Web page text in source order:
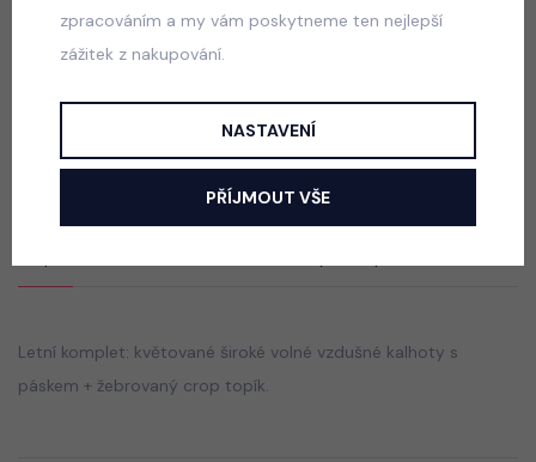
499 Kč
Letní komplet: květované široké volné vzdušné kalhoty s
páskem + žebrovaný crop topík.
zpracováním a my vám poskytneme ten nejlepší
zážitek z nakupování.
NASTAVENÍ
PŘÍJMOUT VŠE